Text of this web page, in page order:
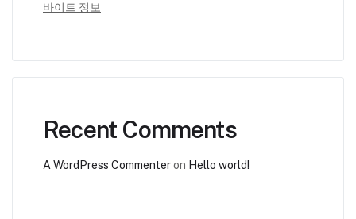
바이트 정보
Recent Comments
A WordPress Commenteron Hello world!